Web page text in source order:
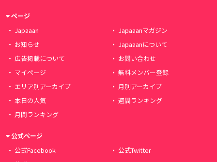
ページ
Japaaan
Japaaanマガジン
お知らせ
Japaaanについて
広告掲載について
お問い合わせ
マイページ
無料メンバー登録
エリア別アーカイブ
月別アーカイブ
本日の人気
週間ランキング
月間ランキング
公式ページ
公式Facebook
公式Twitter